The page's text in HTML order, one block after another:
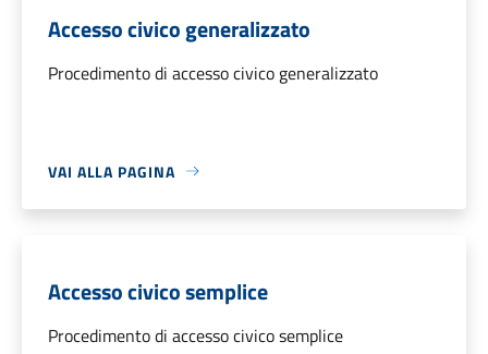
Accesso civico generalizzato
Procedimento di accesso civico generalizzato
VAI ALLA PAGINA
Accesso civico semplice
Procedimento di accesso civico semplice